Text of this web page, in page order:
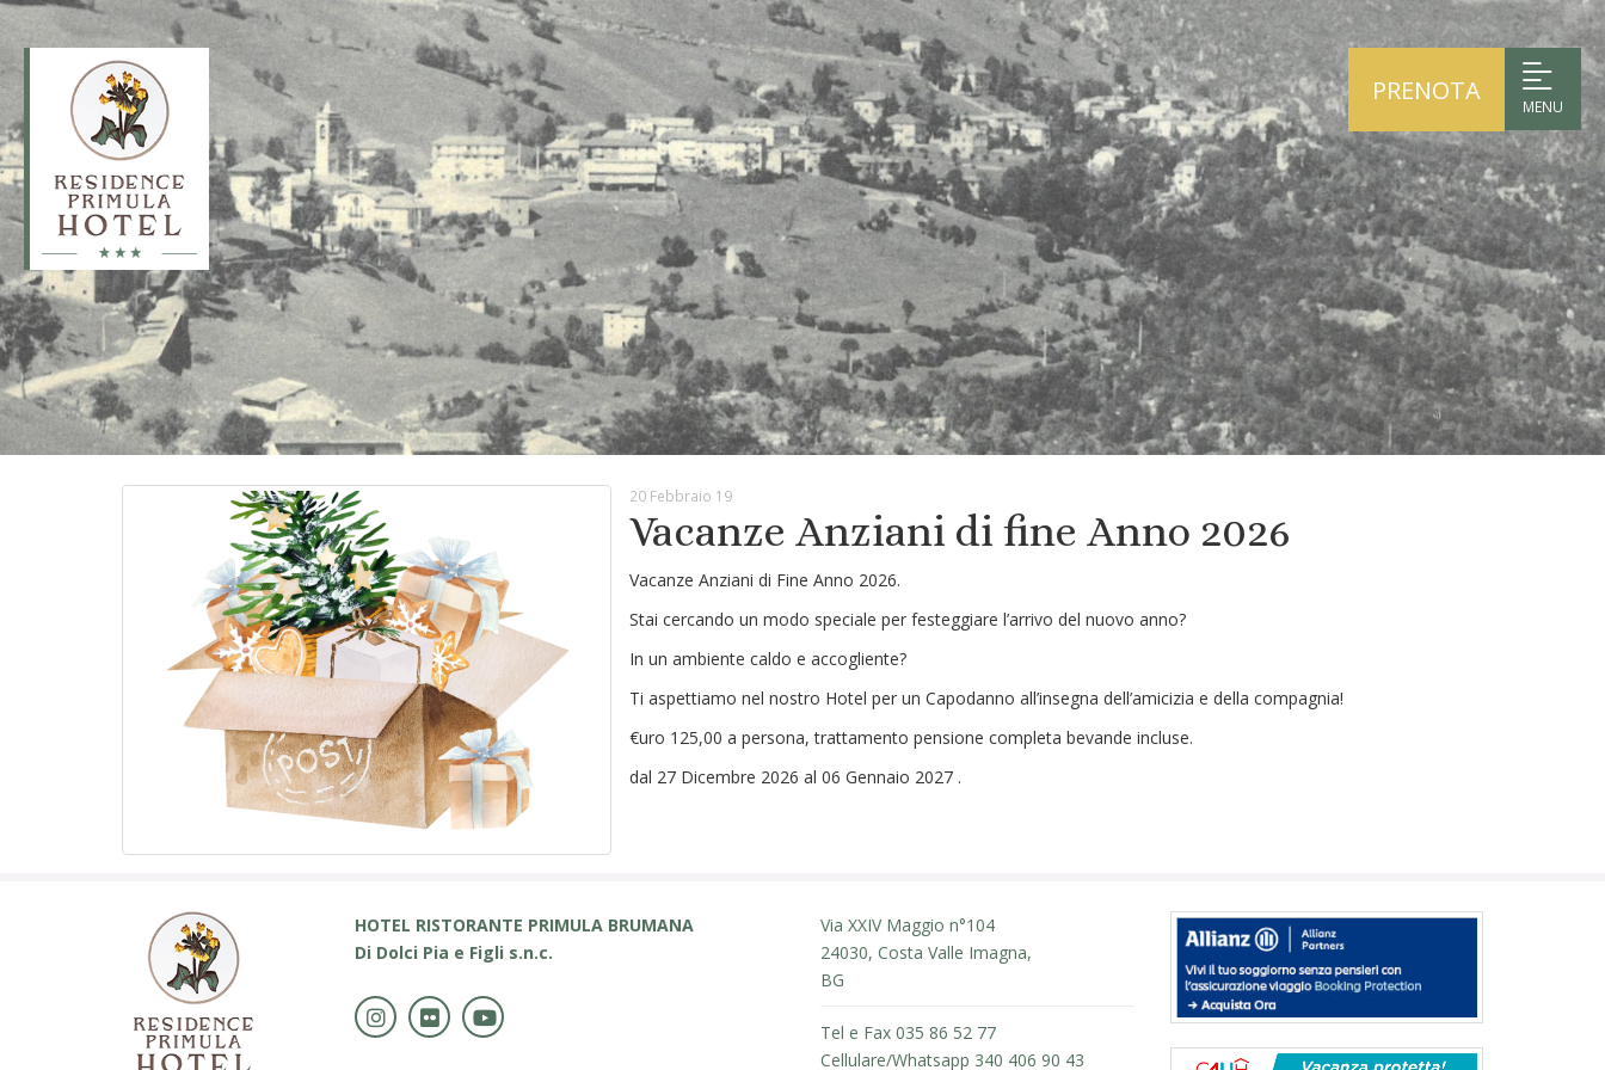
MENU
PRENOTA
20 Febbraio 19
Vacanze Anziani di fine Anno 2026
Vacanze Anziani di Fine Anno 2026.
Stai cercando un modo speciale per festeggiare l’arrivo del nuovo anno?
In un ambiente caldo e accogliente?
Ti aspettiamo nel nostro Hotel per un Capodanno all’insegna dell’amicizia e della compagnia!
€uro 125,00 a persona, trattamento pensione completa bevande incluse.
dal 27 Dicembre 2026 al 06 Gennaio 2027 .
HOTEL RISTORANTE PRIMULA BRUMANA
Di Dolci Pia e Figli s.n.c.
Via XXIV Maggio n°104
24030, Costa Valle Imagna,
BG
Tel e Fax 035 86 52 77
Cellulare/Whatsapp 340 406 90 43